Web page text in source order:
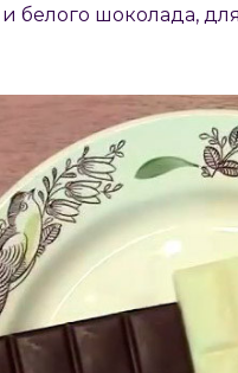
белого шоколада,